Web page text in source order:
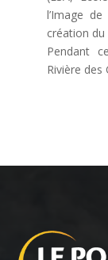
l’Image
création du
Pendant
Rivière des